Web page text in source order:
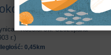
- Kościół św. Szczepana
r.)
0,45km